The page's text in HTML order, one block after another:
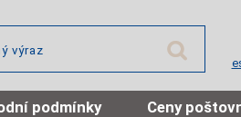
podmínky Ceny